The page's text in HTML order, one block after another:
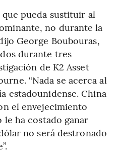
pueda sustituir al
no durante la
George Boubouras,
durante tres
de K2 Asset
“Nada se acerca al
estadounidense. China
el envejecimiento
ha costado ganar
no será destronado